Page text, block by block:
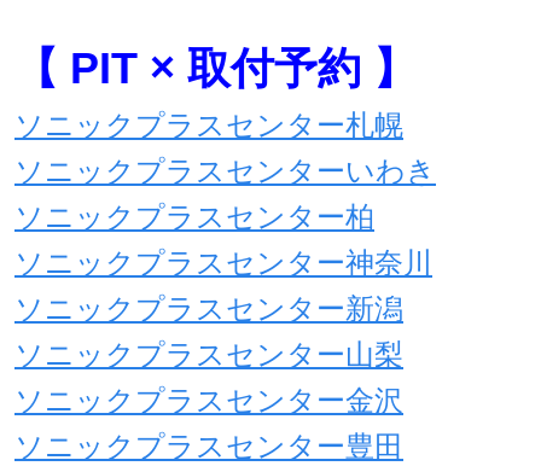
【 PIT × 取付予約 】
ソニックプラスセンター札幌
ソニックプラスセンターいわき
ソニックプラスセンター柏
ソニックプラスセンター神奈川
ソニックプラスセンター新潟
ソニックプラスセンター山梨
ソニックプラスセンター金沢
ソニックプラスセンター豊田